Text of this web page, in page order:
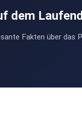
dem
Fakten über das